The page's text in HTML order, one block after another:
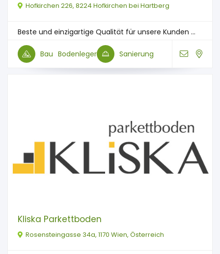
Hofkirchen 226, 8224 Hofkirchen bei Hartberg
Beste und einzigartige Qualität für unsere Kunden ...
Bau Bodenleger Sanierung
Kliska Parkettboden
Rosensteingasse 34a, 1170 Wien, Österreich